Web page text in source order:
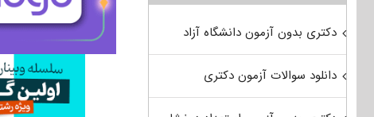
دکتری بدون آزمون دانشگاه آزاد
دانلود سوالات آزمون دکتری